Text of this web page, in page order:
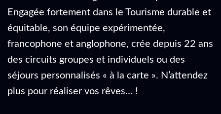
Engagée fortement dans le Tourisme durable et
équitable, son équipe expérimentée,
francophone et anglophone, crée depuis 22 ans
des circuits groupes et individuels ou des
séjours personnalisés « à la carte ». N’attendez
plus pour réaliser vos rêves… !